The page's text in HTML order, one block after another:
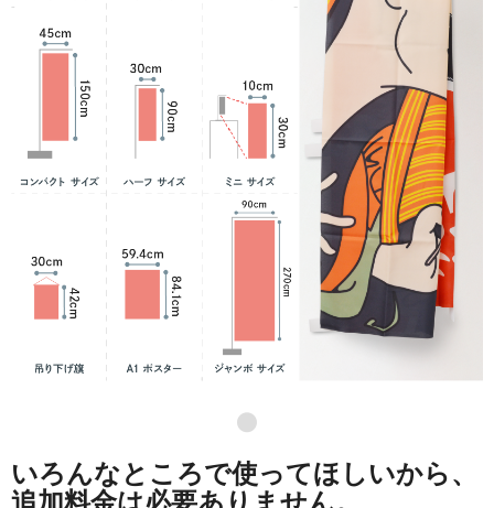
●
いろんなところで使ってほしいから、